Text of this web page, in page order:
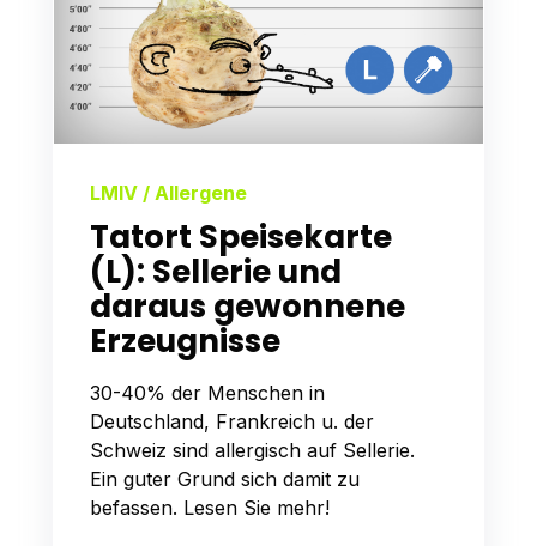
LMIV / Allergene
Tatort Speisekarte
(L): Sellerie und
daraus gewonnene
Erzeugnisse
30-40% der Menschen in
Deutschland, Frankreich u. der
Schweiz sind allergisch auf Sellerie.
Ein guter Grund sich damit zu
befassen. Lesen Sie mehr!